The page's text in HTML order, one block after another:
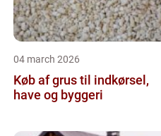
04 march 2026
Køb af grus til indkørsel,
have og byggeri